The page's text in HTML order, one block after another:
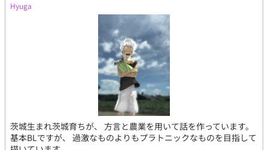
Hyuga
茨城生まれ茨城育ちが、 方言と農業を用いて話を作っています。
基本BLですが、 過激なものよりもプラトニックなものを目指して